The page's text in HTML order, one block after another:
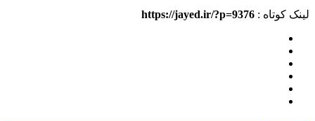
لینک کوتاه : https://jayed.ir/?p=9376